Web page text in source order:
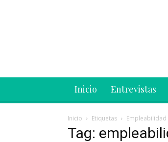
Inicio Entrevistas
Inicio Etiquetas Empleabilidad
Tag: